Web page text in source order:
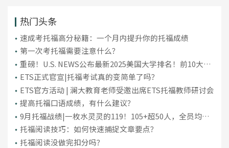
热门头条
​速成考托福高分秘籍：一个月内提升你的托福成绩
第一次考托福需要注意什么？
重磅！U.S. NEWS公布最新2025美国大学排名！前10大洗
牌，纽大重回TOP30！
ETS正式官宣|托福考试真的变简单了吗？
ETS官方活动 | 澜大教育老师受邀出席ETS托福教师研讨会
提高托福口语成绩，有什么建议？
9月托福战绩|一枚水灵灵的119！105+超50人，全员均分
破百！
托福阅读技巧：如何快速捕捉文章要点？
托福阅读没做完扣分吗？